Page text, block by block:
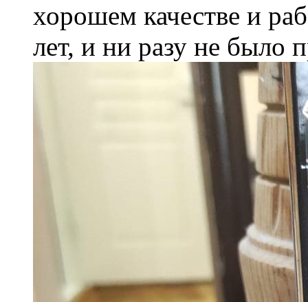
хорошем качестве и
лет, и ни разу не было